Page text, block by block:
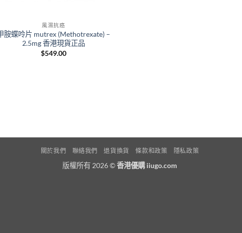
風濕抗癌
胺蝶呤片 mutrex (Methotrexate) –
2.5mg 香港現貨正品
$549.00
關於我們 聯絡我們 退貨換貨 條款和政策 隱私政策
版權所有 2026 ©香港優購 iiugo.com